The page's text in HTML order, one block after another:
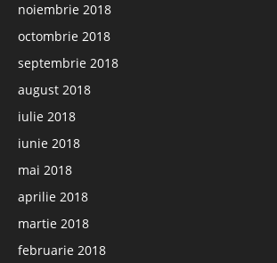
noiembrie 2018
octombrie 2018
septembrie 2018
august 2018
iulie 2018
iunie 2018
mai 2018
aprilie 2018
martie 2018
februarie 2018